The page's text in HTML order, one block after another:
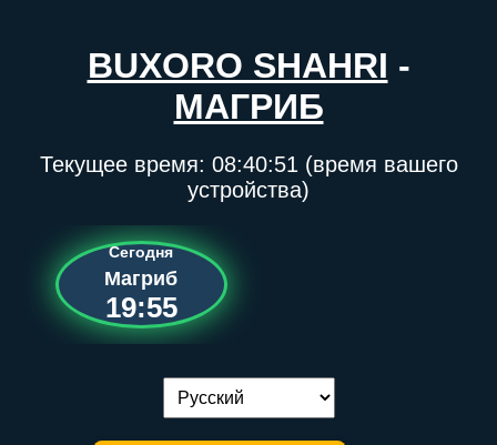
BUXORO SHAHRI -
МАГРИБ
Текущее время: 08:40:52 (время вашего
устройства)
Сегодня
Магриб
19:55
Переключение языка: